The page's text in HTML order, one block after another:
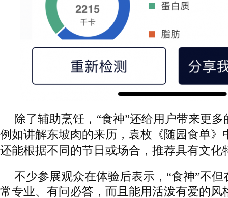
除了辅助烹饪，“食神”还给用户带来更
例如讲解东坡肉的来历，袁枚《随园食单》
还能根据不同的节日或场合，推荐具有文化
不少参展观众在体验后表示，“食神”不
常专业、有问必答，而且能用活泼有爱的风